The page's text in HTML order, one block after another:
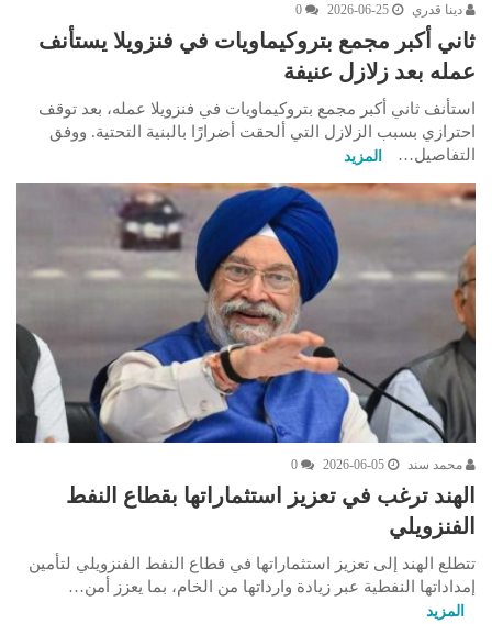
دينا قدري 2026-06-25
0
ثاني أكبر مجمع بتروكيماويات في فنزويلا يستأنف
عمله بعد زلازل عنيفة
استأنف ثاني أكبر مجمع بتروكيماويات في فنزويلا عمله، بعد توقف
احترازي بسبب الزلازل التي ألحقت أضرارًا بالبنية التحتية. ووفق
التفاصيل…
المزيد
محمد سند 2026-06-05
0
الهند ترغب في تعزيز استثماراتها بقطاع النفط
الفنزويلي
تتطلع الهند إلى تعزيز استثماراتها في قطاع النفط الفنزويلي لتأمين
إمداداتها النفطية عبر زيادة وارداتها من الخام، بما يعزز أمن…
المزيد